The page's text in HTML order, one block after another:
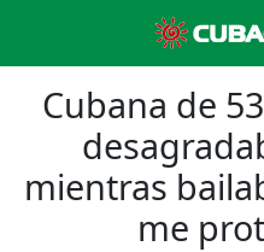
Cubana de
mientras
me